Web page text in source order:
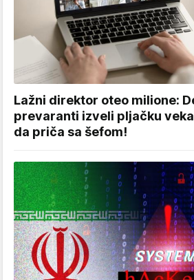
Lažni direktor oteo milione:
prevaranti izveli pljačku
da priča sa šefom!